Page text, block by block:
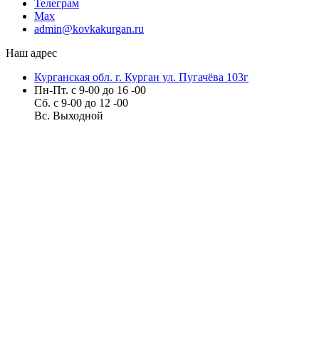
Телеграм
Max
admin@kovkakurgan.ru
Наш адрес
Курганская обл. г. Курган ул. Пугачёва 103г
Пн-Пт. с 9-00 до 16 -00
Сб. с 9-00 до 12 -00
Вс. Выходной